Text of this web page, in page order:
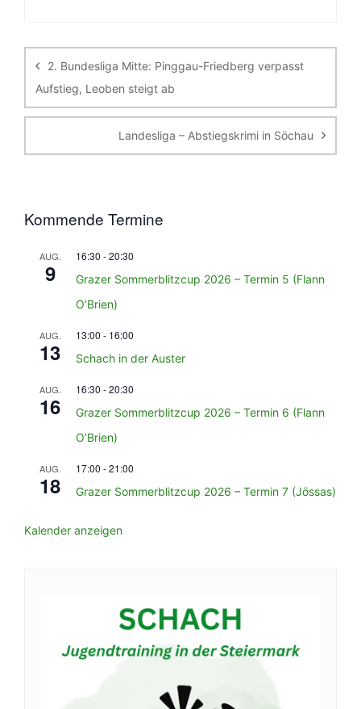
2. Bundesliga Mitte: Pinggau-Friedberg verpasst
Aufstieg, Leoben steigt ab
Landesliga – Abstiegskrimi in Söchau
Kommende Termine
AUG.
9
16:30 -20:30
Grazer Sommerblitzcup 2026 – Termin 5 (Flann
O’Brien)
AUG.
13
13:00 - 16:00
Schach in der Auster
AUG.
16
16:30 -20:30
Grazer Sommerblitzcup 2026 – Termin 6 (Flann
O’Brien)
AUG.
18
17:00 -21:00
Grazer Sommerblitzcup 2026 – Termin 7 (Jössas)
Kalender anzeigen